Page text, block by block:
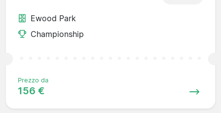
Ewood Park
Championship
Prezzo da
156 €